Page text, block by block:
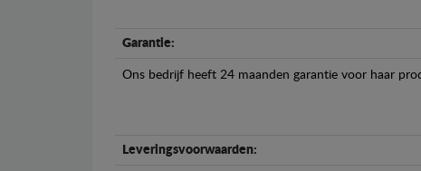
Garantie:
Ons bedrijf heeft 24 maanden garantie voor haar
Leveringsvoorwaarden: